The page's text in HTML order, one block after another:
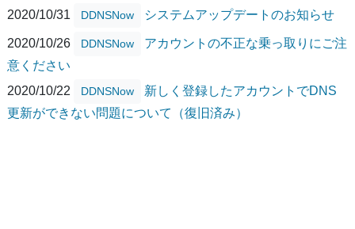
2020/10/31
DDNSNow システムアップデートのお知らせ
2020/10/26 DDNSNow
アカウントの不正な乗っ取りにご注
意ください
2020/10/22
DDNSNow
新しく登録したアカウントでDNS
更新ができない問題について（復旧済み）